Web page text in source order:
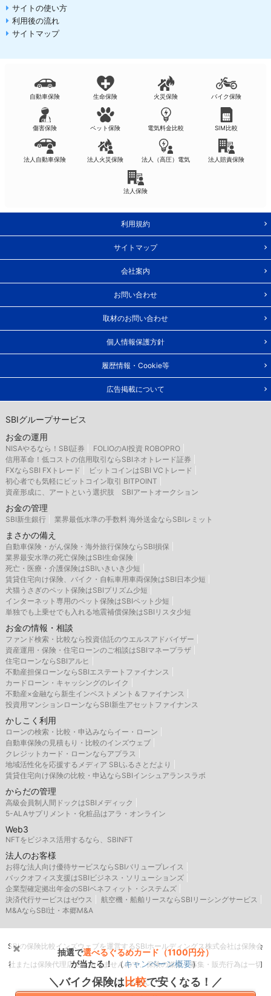
サイトの使い方
利用後の流れ
サイトマップ
自動車保険 生命保険 火災保険 バイク保険
傷害保険 ペット保険 電気料金比較 SIM比較
法人自動車保険 法人火災保険 法人（高圧）電気 法人賠責保険
法人保険
利用規約
サイトマップ
会社案内
お問い合わせ
取材のお問い合わせ
個人情報保護方針
履歴情報・Cookie等
広告掲載について
SBIグループサービス
お金の運用
NISAやるなら！SBI証券
FOLIOのAI投資 ROBOPRO
信用革命！低コストの信用取引ならSBIネオトレード証券
FXならSBI FXトレード
ビットコインはSBI VCトレード
初心者でも気軽にビットコイン取引 BITPOINT
資産形成に、アートという選択肢 SBIアートオークション
お金の管理
SBI新生銀行 業界最低水準の手数料 海外送金ならSBIレミット
まさかの備え
自動車保険・がん保険・海外旅行保険ならSBI損保
業界最安水準の死亡保険はSBI生命保険
死亡・医療・介護保険はSBIいきいき少短
賃貸住宅向け保険、バイク・自転車用車両保険はSBI日本少短
犬猫うさぎのペット保険はSBIプリズム少短
インターネット専用のペット保険はSBIペット少短
単独でも上乗せでも入れる地震補償保険はSBIリスタ少短
お金の情報・相談
ファンド検索・比較なら投資信託のウエルスアドバイザー
資産運用・保険・住宅ローンのご相談はSBIマネープラザ
住宅ローンならSBIアルヒ
不動産担保ローンならSBIエステートファイナンス
カードローン・キャッシングのレイク
不動産×金融なら新生インベストメント＆ファイナンス
投資用マンションローンならSBI新生アセットファイナンス
かしこく利用
ローンの検索・比較・申込みならイー・ローン
自動車保険の見積もり・比較のインズウェブ
クレジットカード・ローンならアプラス
地域活性化を応援するメディア SBIふるさとだより
賃貸住宅向け保険の比較・申込ならSBIインシュアランスラボ
からだの管理
高級会員制人間ドックはSBIメディック
5-ALAサプリメント・化粧品はアラ・オンライン
Web3
NFTをビジネス活用するなら、SBINFT
法人のお客様
お得な法人向け優待サービスならSBIバリュープレイス
バックオフィス支援はSBIビジネス・ソリューションズ
企業型確定拠出年金のSBIベネフィット・システムズ
決済代行サービスはゼウス
航空機・船舶リースならSBIリーシングサービス
M&AならSBI辻・本郷M&A
SBIの保険比較インズウェブを運営するSBIホールディングス株式会社は保険会
社または保険代理店ではありませんので、保険の媒介・募集・販売行為は一切
行いません。
抽選で選べるぐるめカード（1100円分）
が当たる！（キャンペーン概要）
＼バイク保険は比較で安くなる！／